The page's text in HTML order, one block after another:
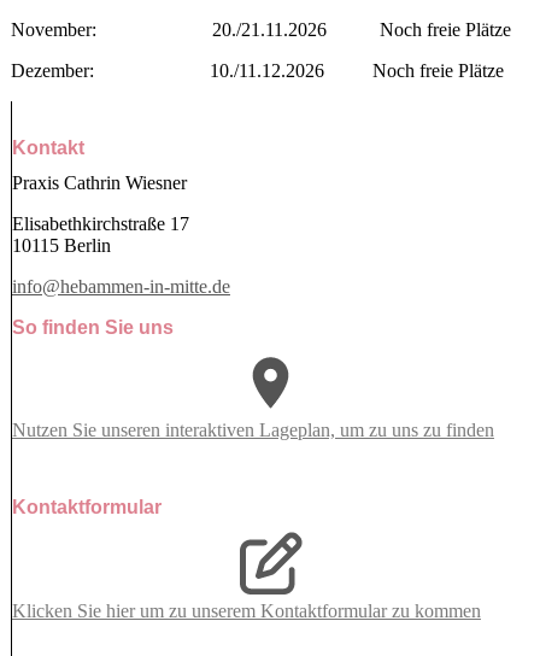
November: 20./21.11.2026 Noch freie Plätze
Dezember: 10./11.12.2026 Noch freie Plätze
Kontakt
Praxis Cathrin Wiesner
Elisabethkirchstraße 17
10115 Berlin
info@hebammen-in-mitte.de
So finden Sie uns
Nutzen Sie unseren interaktiven La­ge­plan, um zu uns zu finden
Kontaktformular
Klicken Sie hier um zu unserem Kon­takt­for­mu­lar zu kommen